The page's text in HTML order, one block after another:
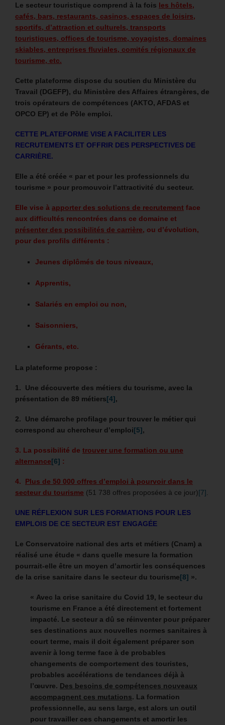
Le secteur touristique comprend à la fois les hôtels,
cafés, bars, restaurants, casinos, espaces de loisirs,
sportifs, d’attraction et culturels, transports
touristiques, offices de tourisme, voyagistes, domaines
skiables, entreprises fluviales, comités régionaux de
tourisme, etc.
Cette plateforme dispose du soutien du Ministère du
Travail (DGEFP), du Ministère des Affaires étrangères, de
trois opérateurs de compétences (AKTO, AFDAS et
OPCO EP) et de Pôle emploi.
CETTE PLATEFORME VISE A FACILITER LES
RECRUTEMENTS ET OFFRIR DES PERSPECTIVES DE
CARRIÈRE.
Elle a été créée « par et pour les professionnels du
tourisme » pour promouvoir l’attractivité du secteur.
Elle vise à apporter des solutions de recrutement face
aux difficultés rencontrées dans ce domaine et
présenter des possibilités de carrière, ou d’évolution,
pour des profils différents :
Jeunes diplômés de tous niveaux,
Apprentis,
Salariés en emploi ou non,
Saisonniers,
Gérants, etc.
La plateforme propose :
1. Une découverte des métiers du tourisme, avec la
présentation de 89 métiers[4],
2. Une démarche profilage pour trouver le métier qui
correspond au chercheur d’emploi[5],
3. La possibilité de trouver une formation ou une
alternance[6] :
4. Plus de 50 000 offres d’emploi à pourvoir dans le
secteur du tourisme (51 738 offres proposées à ce jour)[7]
UNE RÉFLEXION SUR LES FORMATIONS POUR LES
EMPLOIS DE CE SECTEUR EST ENGAGÉE
Le Conservatoire national des arts et métiers (Cnam) a
réalisé une étude « dans quelle mesure la formation
pourrait-elle être un moyen d’amortir les conséquences
de la crise sanitaire dans le secteur du tourisme[8] ».
« Avec la crise sanitaire du Covid 19, le secteur du
tourisme en France a été directement et fortement
impacté. Le secteur a dû se réinventer pour préparer
ses destinations aux nouvelles normes sanitaires à
court terme, mais il doit également préparer son
avenir à long terme face à de probables
changements de comportement des touristes,
probables accélérations de tendances déjà à
l’œuvre. Des besoins de compétences nouveaux
accompagnent ces mutations. La formation
professionnelle, au sens large, est alors un outil
pour travailler ces changements et amortir les